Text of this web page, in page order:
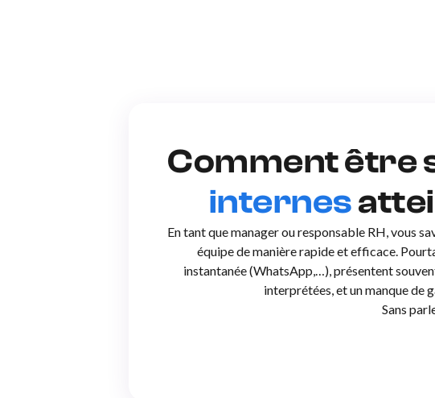
Comment être
internes
En tant que manager ou responsable RH, vous
équipe de manière rapide et efficace.
instantanée (WhatsApp,…), présentent
interprétées, et un manque de
Sans